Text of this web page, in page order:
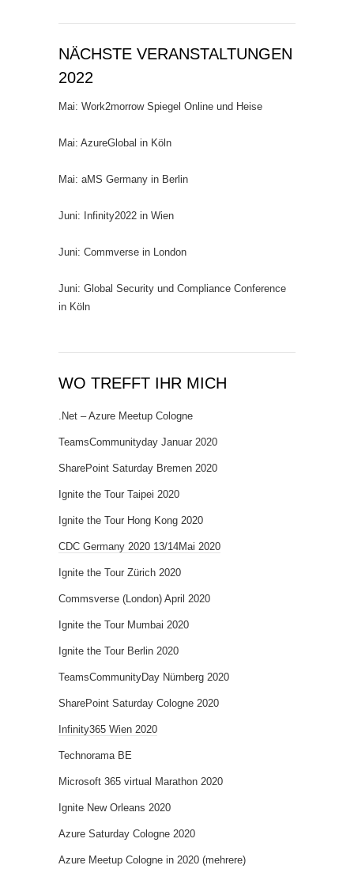
NÄCHSTE VERANSTALTUNGEN
2022
Mai: Work2morrow Spiegel Online und Heise
Mai: AzureGlobal in Köln
Mai: aMS Germany in Berlin
Juni: Infinity2022 in Wien
Juni: Commverse in London
Juni: Global Security und Compliance Conference
in Köln
WO TREFFT IHR MICH
.Net – Azure Meetup Cologne
TeamsCommunityday Januar 2020
SharePoint Saturday Bremen 2020
Ignite the Tour Taipei 2020
Ignite the Tour Hong Kong 2020
CDC Germany 2020 13/14Mai 2020
Ignite the Tour Zürich 2020
Commsverse (London) April 2020
Ignite the Tour Mumbai 2020
Ignite the Tour Berlin 2020
TeamsCommunityDay Nürnberg 2020
SharePoint Saturday Cologne 2020
Infinity365 Wien 2020
Technorama BE
Microsoft 365 virtual Marathon 2020
Ignite New Orleans 2020
Azure Saturday Cologne 2020
Azure Meetup Cologne in 2020 (mehrere)